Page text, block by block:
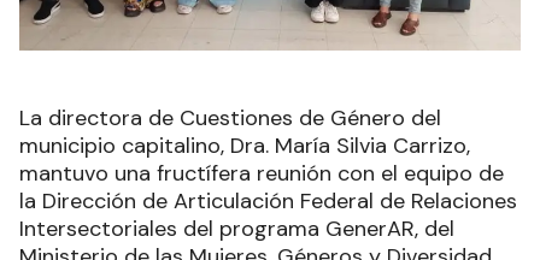
La directora de Cuestiones de Género del
municipio capitalino, Dra. María Silvia Carrizo,
mantuvo una fructífera reunión con el equipo de
la Dirección de Articulación Federal de Relaciones
Intersectoriales del programa GenerAR, del